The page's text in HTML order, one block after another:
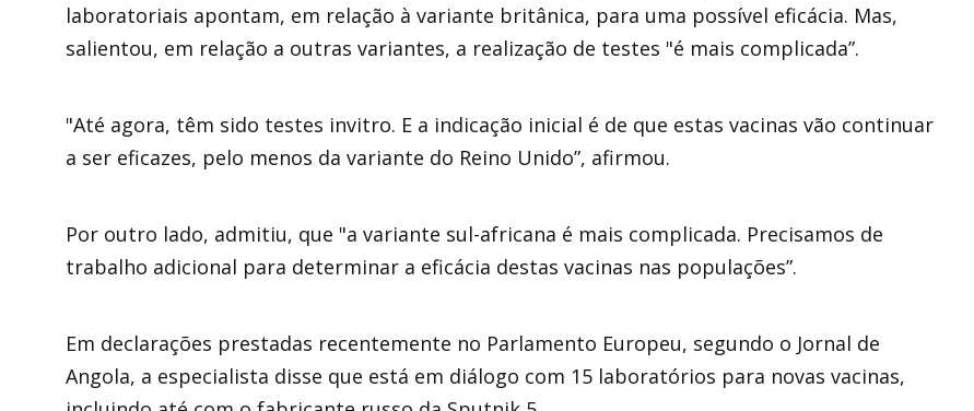
laboratoriais apontam, em relação à variante britânica, para uma possível eficácia. Mas,
salientou, em relação a outras variantes, a realização de testes "é mais complicada”.
"Até agora, têm sido testes invitro. E a indicação inicial é de que estas vacinas vão continuar
a ser eficazes, pelo menos da variante do Reino Unido”, afirmou.
Por outro lado, admitiu, que "a variante sul-africana é mais complicada. Precisamos de
trabalho adicional para determinar a eficácia destas vacinas nas populações”.
Em declarações prestadas recentemente no Parlamento Europeu, segundo o Jornal de
Angola, a especialista disse que está em diálogo com 15 laboratórios para novas vacinas,